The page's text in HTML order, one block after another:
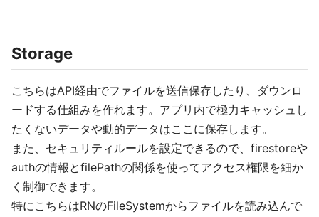
Storage
こちらはAPI経由でファイルを送信保存したり、ダウンロ
ードする仕組みを作れます。アプリ内で極力キャッシュし
たくないデータや動的データはここに保存します。
また、セキュリティルールを設定できるので、firestoreや
authの情報とfilePathの関係を使ってアクセス権限を細か
く制御できます。
特にこちらはRNのFileSystemからファイルを読み込んで